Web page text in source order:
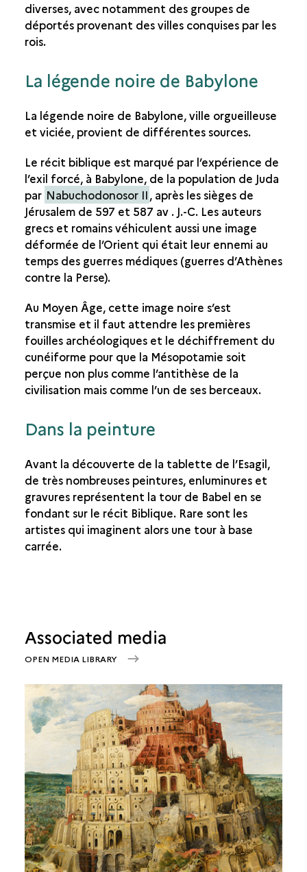
diverses, avec notamment des groupes de
déportés provenant des villes conquises par les
rois.
La légende noire de Babylone
La légende noire de Babylone, ville orgueilleuse
et viciée, provient de différentes sources.
Le récit biblique est marqué par l’expérience de
l’exil forcé, à Babylone, de la population de Juda
par Nabuchodonosor II, après les sièges de
Jérusalem de 597 et 587 av . J.-C. Les auteurs
grecs et romains véhiculent aussi une image
déformée de l’Orient qui était leur ennemi au
temps des guerres médiques (guerres d’Athènes
contre la Perse).
Au Moyen Âge, cette image noire s’est
transmise et il faut attendre les premières
fouilles archéologiques et le déchiffrement du
cunéiforme pour que la Mésopotamie soit
perçue non plus comme l’antithèse de la
civilisation mais comme l’un de ses berceaux.
Dans la peinture
Avant la découverte de la tablette de l’Esagil,
de très nombreuses peintures, enluminures et
gravures représentent la tour de Babel en se
fondant sur le récit Biblique. Rare sont les
artistes qui imaginent alors une tour à base
carrée.
Associated media
OPEN MEDIA LIBRARY